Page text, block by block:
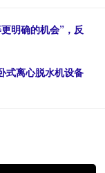
明确的机会”，反
式离心脱水机设备